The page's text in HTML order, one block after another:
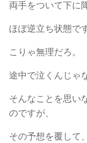
両手をついて下に
ほぼ逆立ち状態です
こりゃ無理だろ。
途中で泣くんじゃ
そんなことを思い
のですが、
その予想を覆して